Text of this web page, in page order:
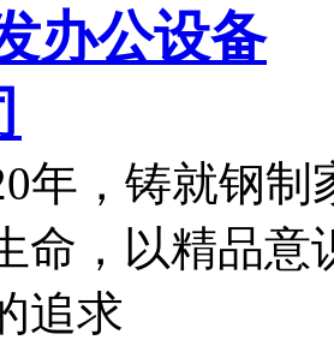
年 ，铸就钢
命，以精品意
追求